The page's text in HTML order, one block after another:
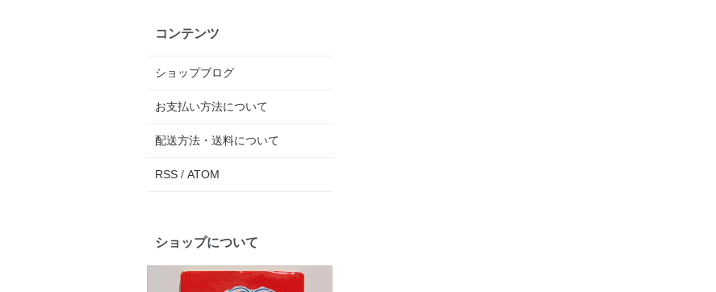
コンテンツ
ショップブログ
お支払い方法について
配送方法・送料について
RSS / ATOM
ショップについて